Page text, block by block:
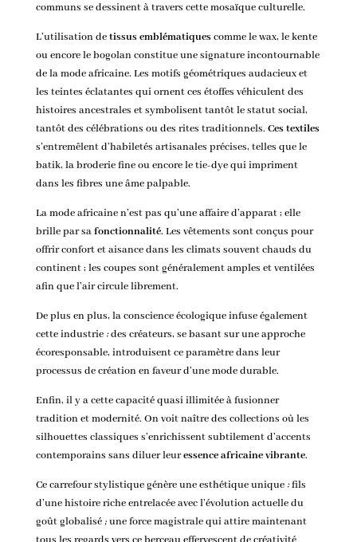
communs se dessinent à travers cette mosaïque culturelle.
L’utilisation detissus emblématiquescomme le wax, le kente
ou encore le bogolan constitue une signature incontournable
de la mode africaine. Les motifs géométriques audacieux et
les teintes éclatantes qui ornent ces étoffes véhiculent des
histoires ancestrales et symbolisent tantôt le statut social,
tantôt des célébrations ou des rites traditionnels. Ces textiles
s’entremêlent d’habiletés artisanales précises, telles que le
batik, la broderie fine ou encore le tie-dye qui impriment
dans les fibres une âme palpable.
La mode africaine n’est pas qu’une affaire d’apparat ; elle
brille par safonctionnalité. Les vêtements sont conçus pour
offrir confort et aisance dans les climats souvent chauds du
continent ; les coupes sont généralement amples et ventilées
afin que l’air circule librement.
De plus en plus, la conscience écologique infuse également
cette industrie:des créateurs, se basant sur une approche
écoresponsable, introduisent ce paramètre dans leur
processus de création en faveur d’une mode durable.
Enfin, il y a cette capacité quasi illimitée à fusionner
tradition et modernité. On voit naître des collections où les
silhouettes classiques s’enrichissent subtilement d’accents
contemporains sans diluer leuressence africaine vibrante.
Ce carrefour stylistique génère une esthétique unique:fils
d’une histoire riche entrelacée avec l’évolution actuelle du
goût globalisé;une force magistrale qui attire maintenant